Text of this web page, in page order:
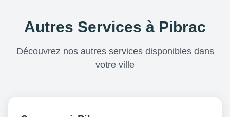
Autres Services à Pibrac
Découvrez nos autres services disponibles dans
votre ville